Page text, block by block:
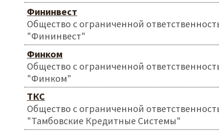
Фининвест
Общество с ограниченной
"Фининвест"
Финком
Общество с ограниченной
"Финком"
ТКС
Общество с ограниченной
"Тамбовские Кредитные Системы"